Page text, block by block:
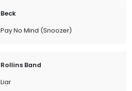
Beck
Pay No Mind (Snoozer)
Rollins Band
Liar